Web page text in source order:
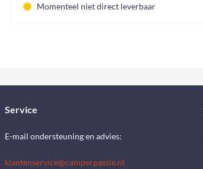
Momenteel niet direct leverbaar
Service
E-mail ondersteuning en advies:
klantenservice@camperpassie.nl